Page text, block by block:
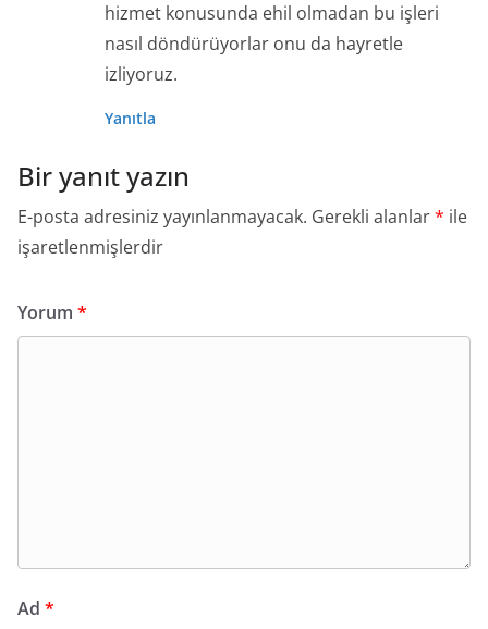
hizmet konusunda ehil olmadan bu işleri
nasıl döndürüyorlar onu da hayretle
izliyoruz.
Yanıtla
Bir yanıt yazın
E-posta adresiniz yayınlanmayacak. Gerekli alanlar* ile
işaretlenmişlerdir
Yorum *
Ad *